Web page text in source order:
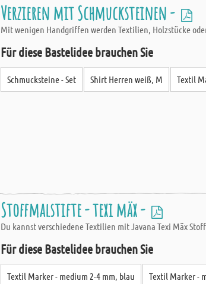
Verzieren mit Schmucksteinen -
Mit wenigen Handgriffen werden Textilien, Holzstücke
Für diese Bastelidee brauchen Sie
Schmucksteine - Set Shirt Herren weiß, M Textil
Stoffmalstifte - texi mäx -
Du kannst verschiedene Textilien mit Javana Texi Mäx
Für diese Bastelidee brauchen Sie
Textil Marker - medium 2-4 mm, blau Textil Marker -